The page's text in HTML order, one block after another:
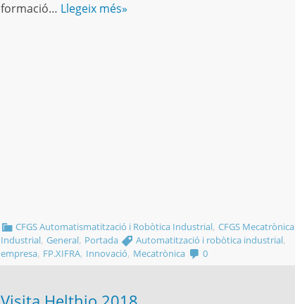
formació… Llegeix més»
CFGS Automatismatització i Robòtica Industrial,CFGS Mecatrònica
Industrial, General, Portada Automatització i robòtica industrial,
empresa, FP.XIFRA, Innovació, Mecatrònica 0